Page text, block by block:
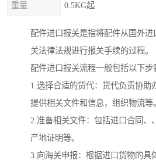
重量 0.5KG起
配件进口报关是指将配件从国外
关法律法规进行报关手续的过程。
配件进口报关流程一般包括以下步
1.选择合适的货代：货代负责协助
提供相关文件和信息，组织物流等。
2.准备相关文件：包括进口合同、
产地证明等。
3.向海关申报：根据进口货物的具